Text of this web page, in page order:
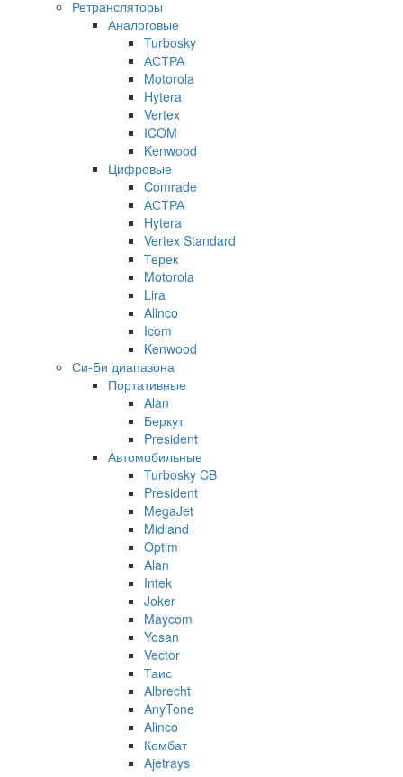
Ретрансляторы
Аналоговые
Turbosky
АСТРА
Motorola
Hytera
Vertex
ICOM
Kenwood
Цифровые
Comrade
АСТРА
Hytera
Vertex Standard
Терек
Motorola
Lira
Alinco
Icom
Kenwood
Си-Би диапазона
Портативные
Alan
Беркут
President
Автомобильные
Turbosky CB
President
MegaJet
Midland
Optim
Alan
Intek
Joker
Maycom
Yosan
Vector
Таис
Albrecht
AnyTone
Alinco
Комбат
Ajetrays